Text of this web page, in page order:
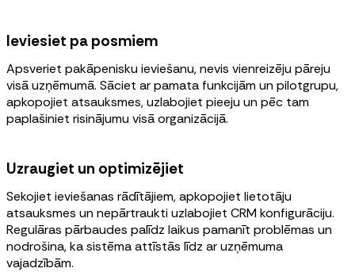
Ieviesiet pa posmiem
Apsveriet pakāpenisku ieviešanu, nevis vienreizēju pāreju
visā uzņēmumā. Sāciet ar pamata funkcijām un pilotgrupu,
apkopojiet atsauksmes, uzlabojiet pieeju un pēc tam
paplašiniet risinājumu visā organizācijā.
Uzraugiet un optimizējiet
Sekojiet ieviešanas rādītājiem, apkopojiet lietotāju
atsauksmes un nepārtraukti uzlabojiet CRM konfigurāciju.
Regulāras pārbaudes palīdz laikus pamanīt problēmas un
nodrošina, ka sistēma attīstās līdz ar uzņēmuma
vajadzībām.